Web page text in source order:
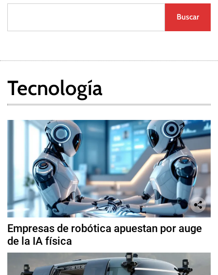
Buscar
Tecnología
Empresas de robótica apuestan por auge
de la IA física